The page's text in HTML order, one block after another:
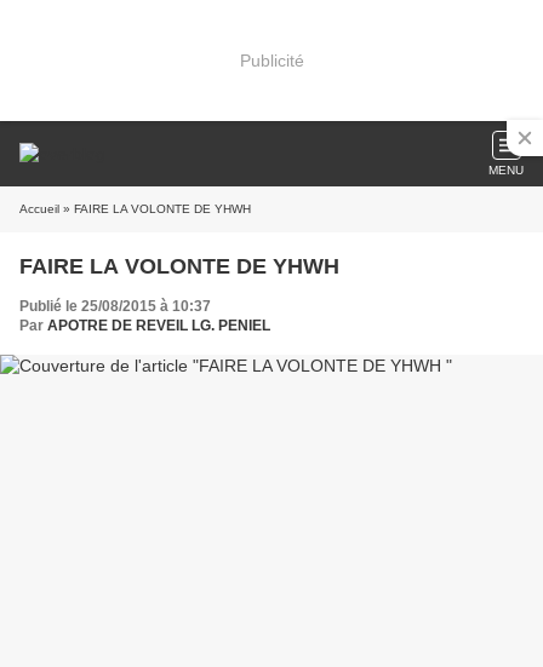
Publicité
MENU
Accueil » FAIRE LA VOLONTE DE YHWH
FAIRE LA VOLONTE DE YHWH
Publié le 25/08/2015 à 10:37
Par APOTRE DE REVEIL LG. PENIEL